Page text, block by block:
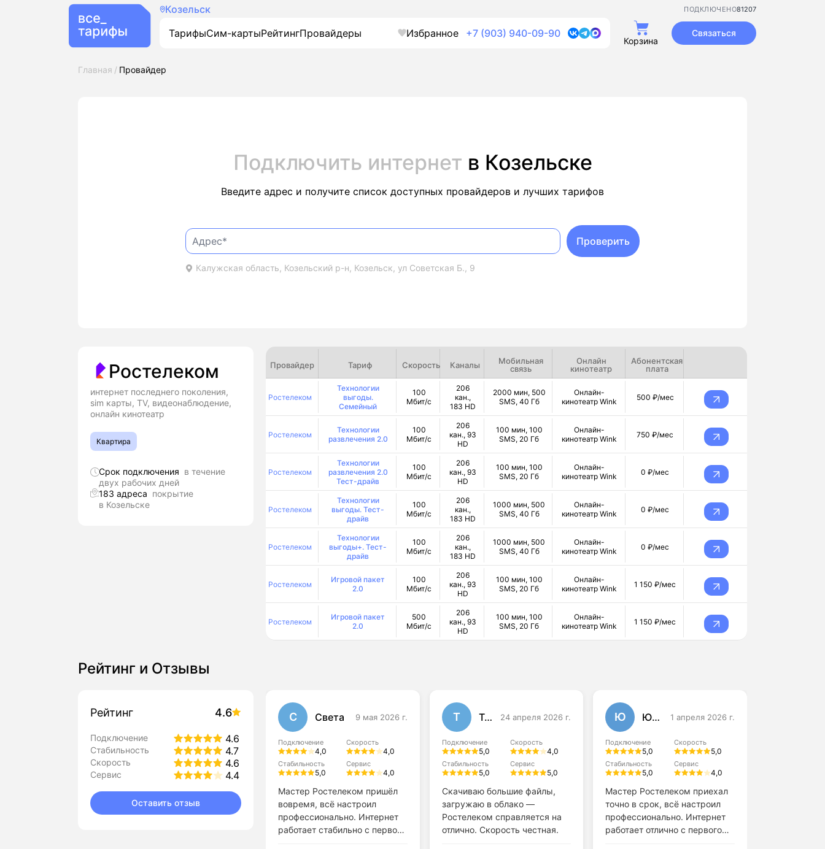
Козельск 81207
ПОДКЛЮЧЕНО
ТарифыСим-картыРейтингПровайдеры Избранное +7 (903) 940-09-90
Корзина
Связаться
Главная Провайдер
Подключить интернет в Козельске
Введите адрес и получите список доступных провайдеров и лучших тарифов
Калужская область, Козельский р-н, Козельск, ул Советская Б., 9
Проверить
Ростелеком
интернет последнего поколения,
sim карты, TV, видеонаблюдение,
онлайн кинотеатр
Квартира
Срок подключения в течение
двух рабочих дней
183 адреса покрытие
в Козельске
Рейтинг 4.6
Подключение 4.6
Стабильность 4.7
Скорость 4.6
Сервис 4.4
Оставить отзыв
Рейтинг и Отзывы
С Света 9 мая 2026 г.
Подключение
4,0
Скорость
4,0
Стабильность
5,0
Сервис
4,0
Мастер Ростелеком пришёл
вовремя, всё настроил
профессионально. Интернет
работает стабильно с первого
Т Тома 24 апреля 2026 г.
Подключение
5,0
Скорость
4,0
Стабильность
5,0
Сервис
5,0
Скачиваю большие файлы,
загружаю в облако —
Ростелеком справляется на
отлично. Скорость честная.
Ю Юлия Данилова 1 апреля 2026 г.
Подключение
5,0
Скорость
5,0
Стабильность
5,0
Сервис
4,0
Мастер Ростелеком приехал
точно в срок, всё настроил
профессионально. Интернет
работает отлично с первого
Провайдер Тариф Скорость Каналы
Мобильная
связь
Онлайн
кинотеатр
Абонентская
плата
Ростелеком
Технологии
выгоды.
Семейный
100
Мбит/с
206
кан.,
183 HD
2000 мин, 500
SMS, 40 Гб
Онлайн-
кинотеатр Wink
500 ₽/мес
Ростелеком
Технологии
развлечения 2.0
100
Мбит/с
206
кан., 93
HD
100 мин, 100
SMS, 20 Гб
Онлайн-
кинотеатр Wink
750 ₽/мес
Ростелеком
Технологии
развлечения 2.0
Тест-драйв
100
Мбит/с
206
кан., 93
HD
100 мин, 100
SMS, 20 Гб
Онлайн-
кинотеатр Wink
0 ₽/мес
Ростелеком
Технологии
выгоды. Тест-
драйв
100
Мбит/с
206
кан.,
183 HD
1000 мин, 500
SMS, 40 Гб
Онлайн-
кинотеатр Wink
0 ₽/мес
Ростелеком
Технологии
выгоды+. Тест-
драйв
100
Мбит/с
206
кан.,
183 HD
1000 мин, 500
SMS, 40 Гб
Онлайн-
кинотеатр Wink
0 ₽/мес
Ростелеком
Игровой пакет
2.0
100
Мбит/с
206
кан., 93
HD
100 мин, 100
SMS, 20 Гб
Онлайн-
кинотеатр Wink
1 150 ₽/мес
Ростелеком
Игровой пакет
2.0
500
Мбит/с
206
кан., 93
HD
100 мин, 100
SMS, 20 Гб
Онлайн-
кинотеатр Wink
1 150 ₽/мес